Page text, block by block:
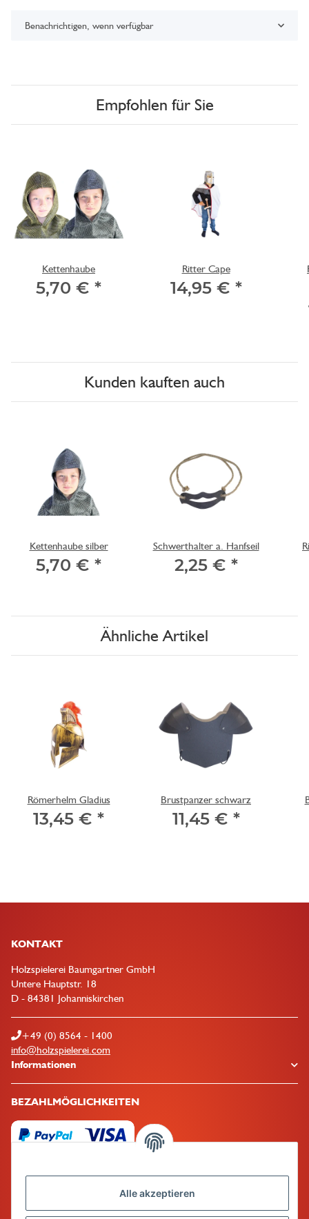
Alle akzeptieren
Benachrichtigen, wenn verfügbar
Empfohlen für Sie
Kettenhaube
5,70 € *
Ritter Cape
14,95 € *
Kunden kauften auch
Kettenhaube silber
5,70 € *
Schwerthalter a. Hanfseil
2,25 € *
Ähnliche Artikel
Römerhelm Gladius
13,45 € *
Brustpanzer schwarz
11,45 € *
KONTAKT
Holzspielerei Baumgartner GmbH
Untere Hauptstr. 18
D - 84381 Johanniskirchen
+49 (0) 8564 - 1400
info@holzspielerei.com
Informationen
BEZAHLMÖGLICHKEITEN